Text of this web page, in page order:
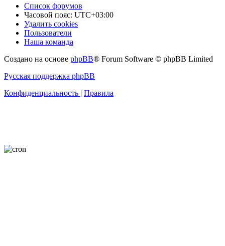
Список форумов
Часовой пояс: UTC+03:00
Удалить cookies
Пользователи
Наша команда
Создано на основе phpBB® Forum Software © phpBB Limited
Русская поддержка phpBB
Конфиденциальность | Правила